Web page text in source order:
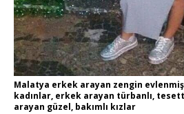
Malatya erkek arayan zengin evlenmiş
kadınlar, erkek arayan türbanlı,
arayan güzel, bakımlı kızlar